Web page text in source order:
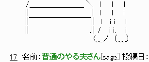
/＿＿＿＿＿＿＿ ＼ l l l
|| || l l i
||￣￣￣￣￣￣￣￣|| l i i l
|| ,|| / i i、 i
(,,,_ノ （,,,,,,）
17 名前： 普通のやる夫さん sage ] 投稿日：